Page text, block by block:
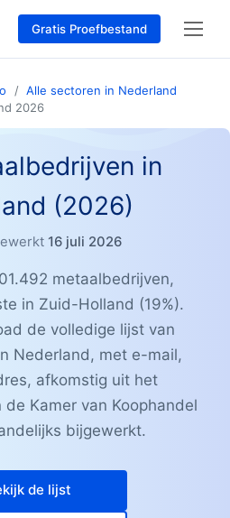
Gratis Proefbestand
Alle sectoren in Nederland
2026
in
(2026)
16 juli 2026
metaalbedrijven,
in Zuid-Holland (19%).
de volledige lijst van
Nederland, met e-mail,
afkomstig uit het
Kamer van Koophandel
bijgewerkt.
de lijst